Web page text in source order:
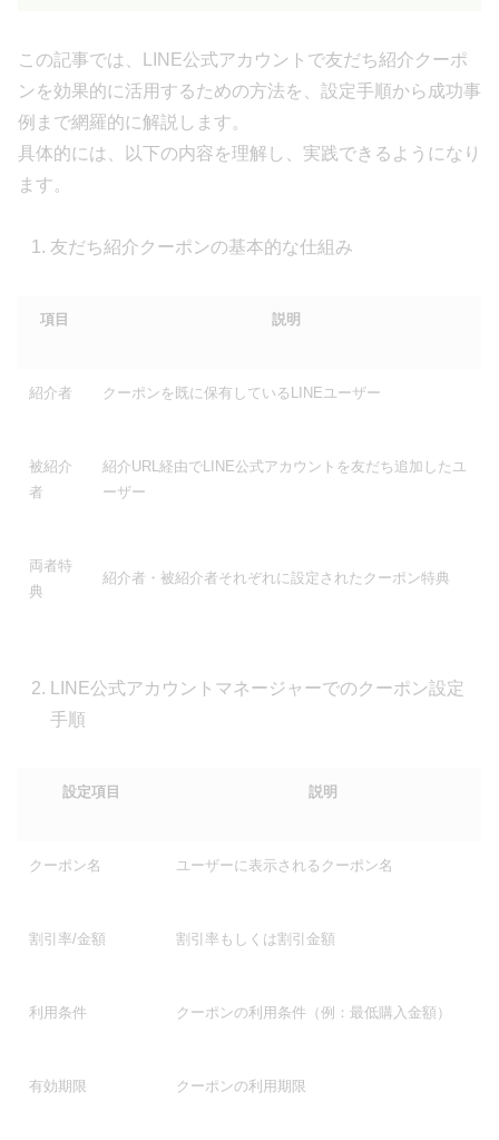
この記事では、LINE公式アカウントで友だち紹介クーポ
ンを効果的に活用するための方法を、設定手順から成功事
例まで網羅的に解説します。
具体的には、以下の内容を理解し、実践できるようになり
ます。
友だち紹介クーポンの基本的な仕組み
項目 説明
紹介者 クーポンを既に保有しているLINEユーザー
被紹介
者
紹介URL経由でLINE公式アカウントを友だち追加したユ
ーザー
両者特
典
紹介者・被紹介者それぞれに設定されたクーポン特典
LINE公式アカウントマネージャーでのクーポン設定
手順
設定項目 説明
クーポン名 ユーザーに表示されるクーポン名
割引率/金額 割引率もしくは割引金額
利用条件 クーポンの利用条件（例：最低購入金額）
有効期限 クーポンの利用期限